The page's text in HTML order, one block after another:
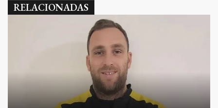
RELACIONADAS